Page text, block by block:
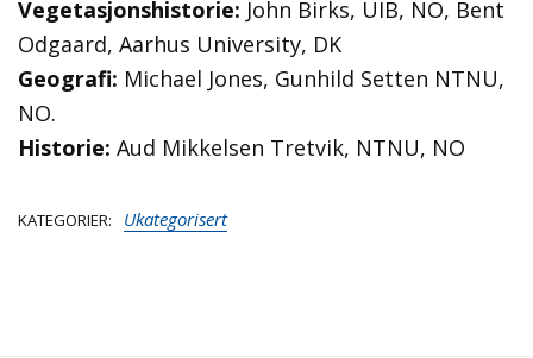
Vegetasjonshistorie: John Birks, UIB, NO, Bent
Odgaard, Aarhus University, DK
Geografi: Michael Jones, Gunhild Setten NTNU,
NO.
Historie: Aud Mikkelsen Tretvik, NTNU, NO
KATEGORIER Ukategorisert